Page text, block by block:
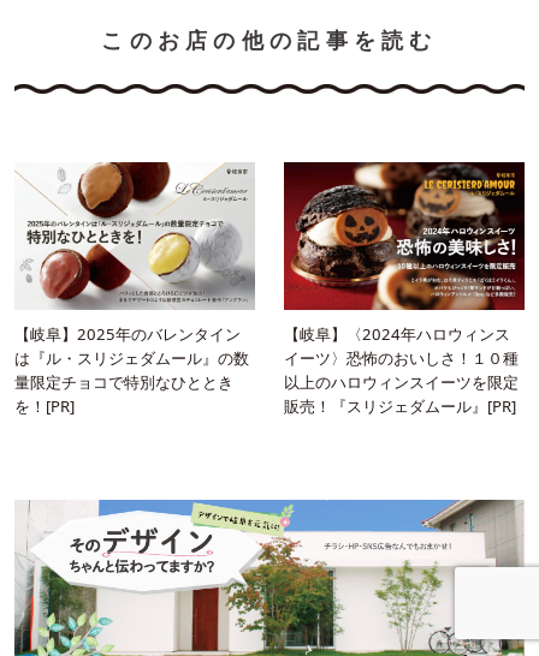
このお店の他の記事を読む
【岐阜】2025年のバレンタイン
は『ル・スリジェダムール』の数
量限定チョコで特別なひととき
を！[PR]
【岐阜】〈2024年ハロウィンス
イーツ〉恐怖のおいしさ！１０種
以上のハロウィンスイーツを限定
販売！『スリジェダムール』[PR]